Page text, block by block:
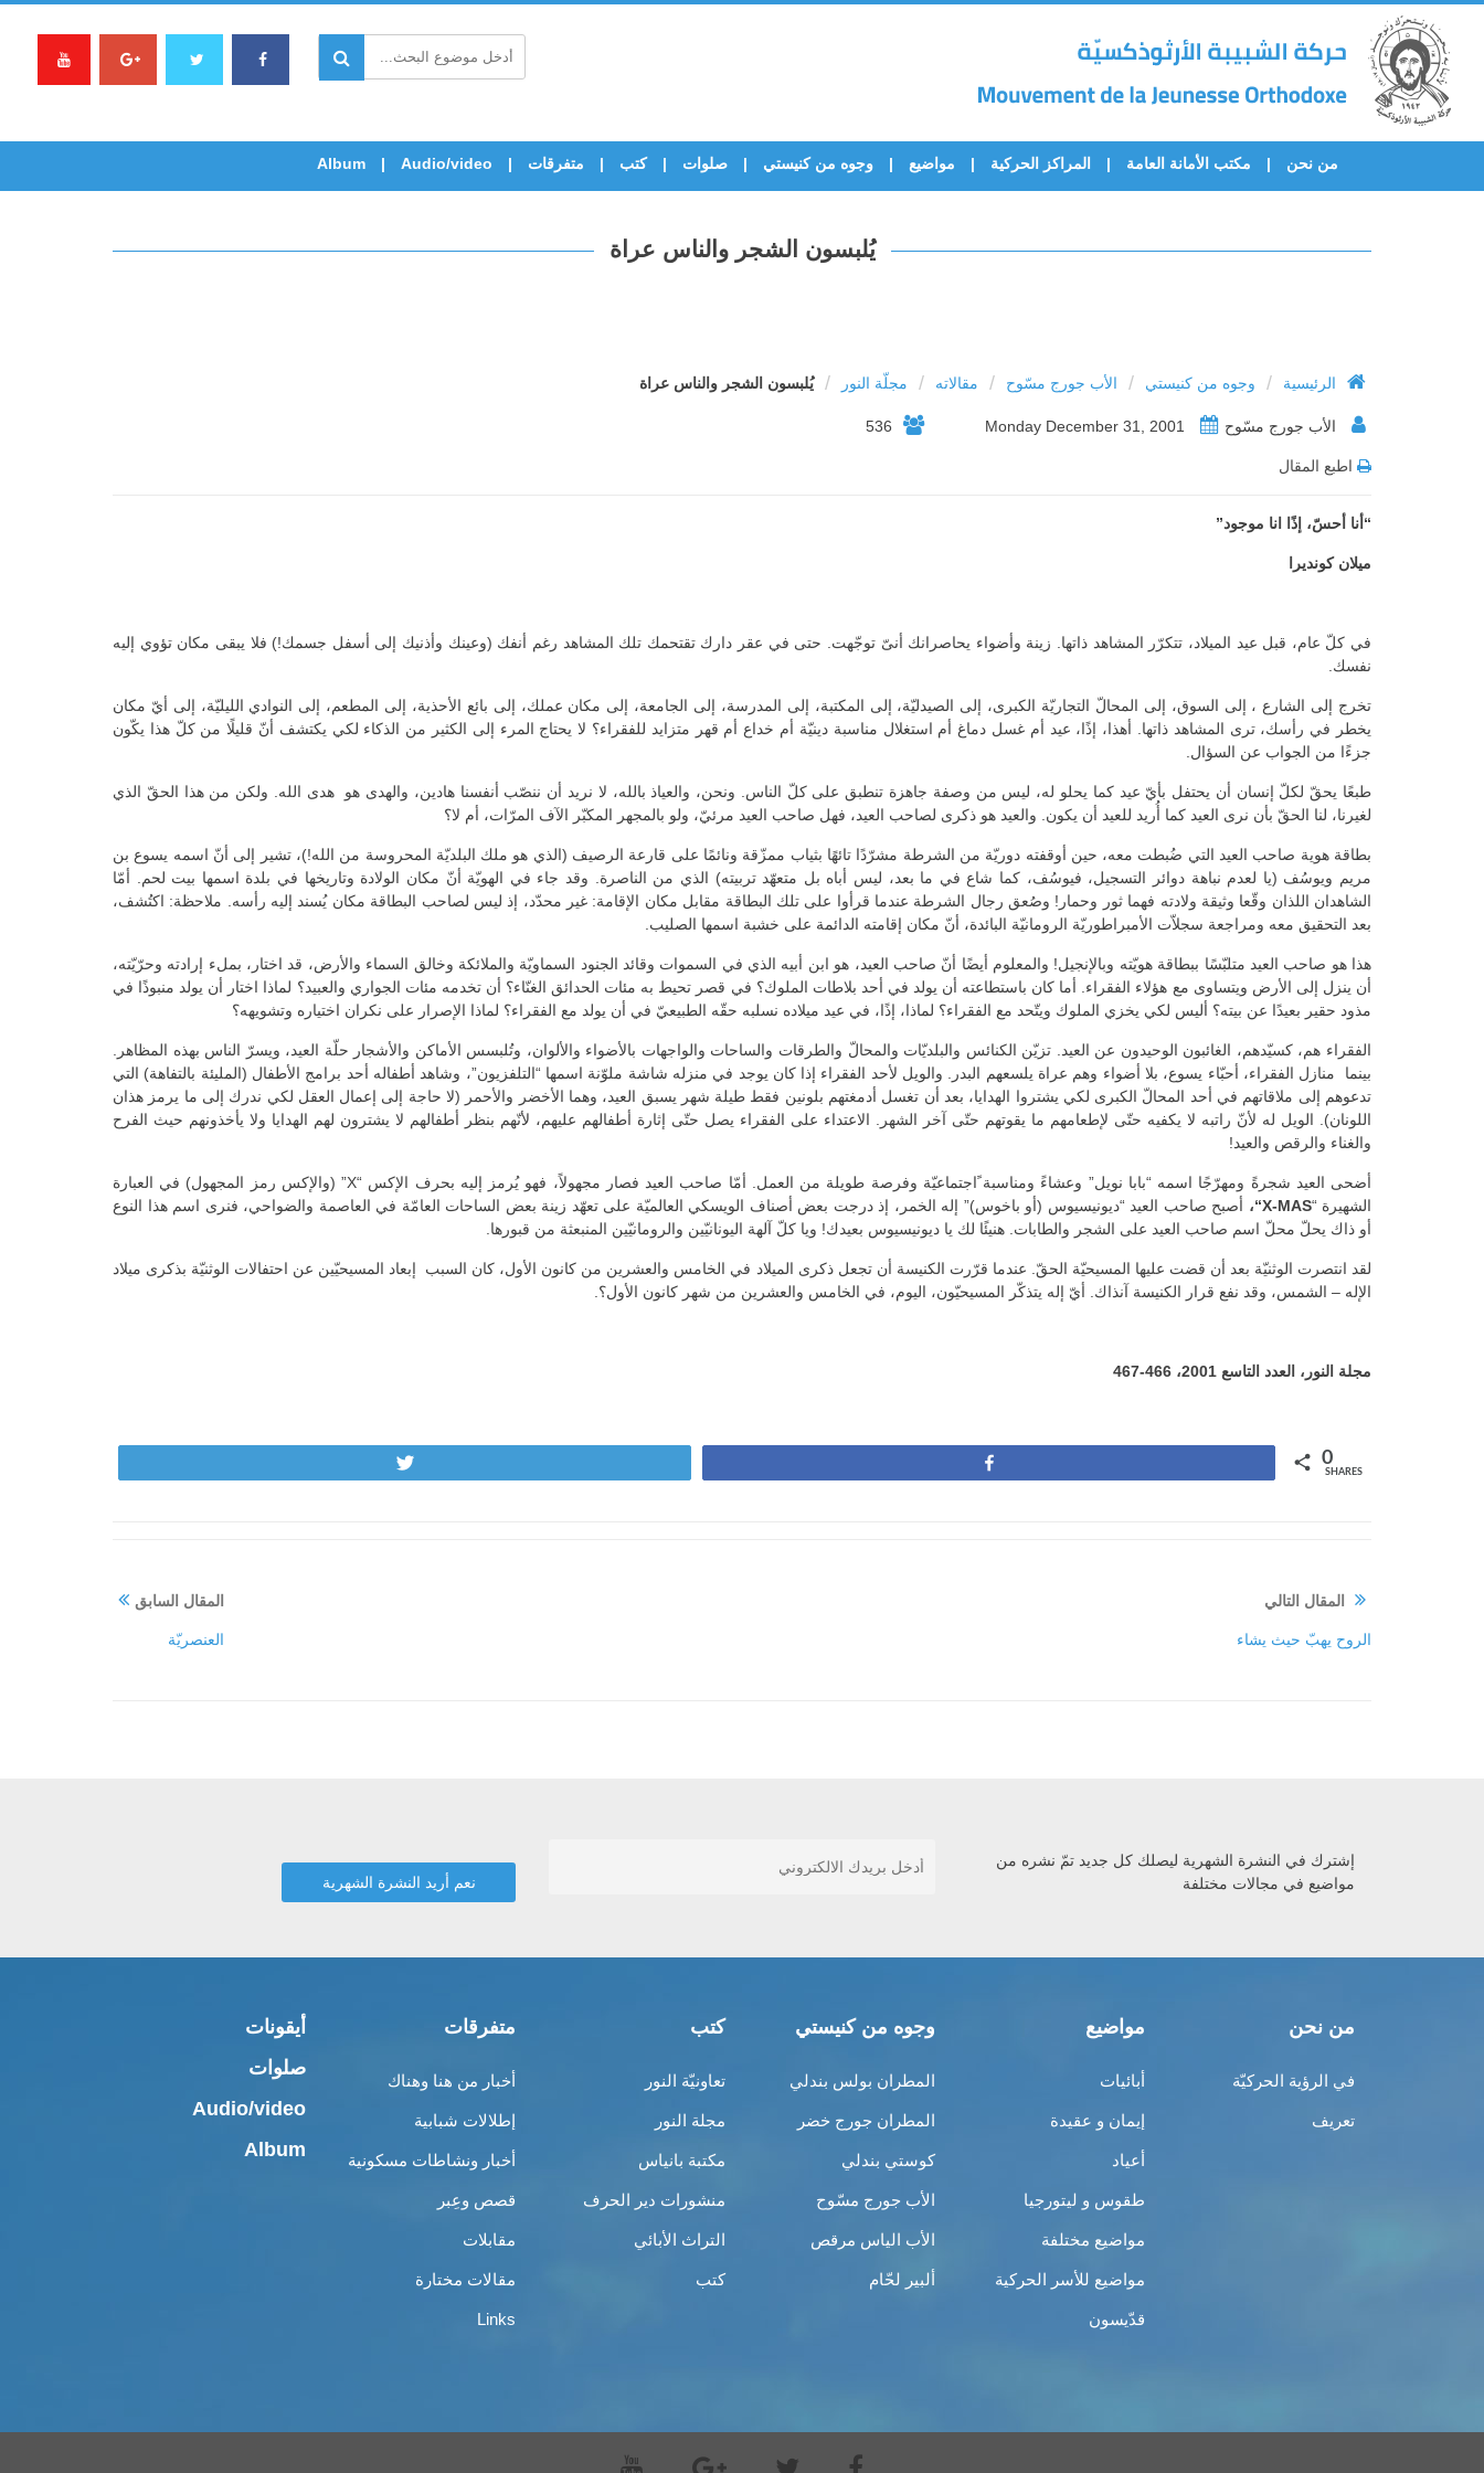
من نحن مكتب الأمانة العامة المراكز الحركية مواضيع وجوه من كنيستي صلوات كتب متفرقات Audio/video
Album
يُلبسون الشجر والناس عراة
الرئيسية / وجوه من كنيستي / الأب جورج مسّوح / مقالاته / مجلّة النور / يُلبسون الشجر والناس عراة
الأب جورج مسّوح 536
اطبع المقال
“أنا أحسّ، إذًا انا موجود”
ميلان كونديرا
في كلّ عام، قبل عيد الميلاد، تتكرّر المشاهد ذاتها. زينة وأضواء يحاصرانك أنىّ توجّهت. حتى في عقر دارك تقتحمك تلك المشاهد رغم أنفك (وعينك وأذنيك إلى أسفل جسمك!) فلا يبقى مكان تؤوي إليه
نفسك.
تخرج إلى الشارع ، إلى السوق، إلى المحالّ التجاريّة الكبرى، إلى الصيدليّة، إلى المكتبة، إلى المدرسة، إلى الجامعة، إلى مكان عملك، إلى بائع الأحذية، إلى المطعم، إلى النوادي الليليّة، إلى أيّ مكان
يخطر في رأسك، ترى المشاهد ذاتها. أهذا، إذًا، عيد أم غسل دماغ أم استغلال مناسبة دينيّة أم خداع أم قهر متزايد للفقراء؟ لا يحتاج المرء إلى الكثير من الذكاء لكي يكتشف أنّ قليلًا من كلّ هذا يكّون
جزءًا من الجواب عن السؤال.
طبعًا يحقّ لكلّ إنسان أن يحتفل بأيّ عيد كما يحلو له، ليس من وصفة جاهزة تنطبق على كلّ الناس. ونحن، والعياذ بالله، لا نريد أن ننصّب أنفسنا هادين، والهدى هو هدى الله. ولكن من هذا الحقّ الذي
لغيرنا، لنا الحقّ بأن نرى العيد كما أُريد للعيد أن يكون. والعيد هو ذكرى لصاحب العيد، فهل صاحب العيد مرئيّ، ولو بالمجهر المكبّر الآف المرّات، أم لا؟
بطاقة هوية صاحب العيد التي ضُبطت معه، حين أوقفته دوريّة من الشرطة مشرّدًا تائهًا بثياب ممزّقة ونائمًا على قارعة الرصيف (الذي هو ملك البلديّة المحروسة من الله!)، تشير إلى أنّ اسمه يسوع بن
مريم ويوسُف (يا لعدم نباهة دوائر التسجيل، فيوسُف، كما شاع في ما بعد، ليس أباه بل متعهّد تربيته) الذي من الناصرة. وقد جاء في الهويّة أنّ مكان الولادة وتاريخها في بلدة اسمها بيت لحم. أمّا
الشاهدان اللذان وقّعا وثيقة ولادته فهما ثور وحمار! وصُعق رجال الشرطة عندما قرأوا على تلك البطاقة مقابل مكان الإقامة: غير محدّد، إذ ليس لصاحب البطاقة مكان يُسند إليه رأسه. ملاحظة: اكتُشف،
بعد التحقيق معه ومراجعة سجلاّت الأمبراطوريّة الرومانيّة البائدة، أنّ مكان إقامته الدائمة على خشبة اسمها الصليب.
هذا هو صاحب العيد متلبّسًا ببطاقة هويّته وبالإنجيل! والمعلوم أيضًا أنّ صاحب العيد، هو ابن أبيه الذي في السموات وقائد الجنود السماويّة والملائكة وخالق السماء والأرض، قد اختار، بملء إرادته وحرّيّته،
أن ينزل إلى الأرض ويتساوى مع هؤلاء الفقراء. أما كان باستطاعته أن يولد في أحد بلاطات الملوك؟ في قصر تحيط به مئات الحدائق الغنّاء؟ أن تخدمه مئات الجواري والعبيد؟ لماذا اختار أن يولد منبوذًا في
مذود حقير بعيدًا عن بيته؟ أليس لكي يخزي الملوك ويتّحد مع الفقراء؟ لماذا، إذًا، في عيد ميلاده نسلبه حقّه الطبيعيّ في أن يولد مع الفقراء؟ لماذا الإصرار على نكران اختياره وتشويهه؟
الفقراء هم، كسيّدهم، الغائبون الوحيدون عن العيد. تزيّن الكنائس والبلديّات والمحالّ والطرقات والساحات والواجهات بالأضواء والألوان، وتُلبسس الأماكن والأشجار حلّة العيد، ويسرّ الناس بهذه المظاهر.
بينما منازل الفقراء، أحبّاء يسوع، بلا أضواء وهم عراة يلسعهم البدر. والويل لأحد الفقراء إذا كان يوجد في منزله شاشة ملوّنة اسمها “التلفزيون”، وشاهد أطفاله أحد برامج الأطفال (المليئة بالتفاهة) التي
تدعوهم إلى ملاقاتهم في أحد المحالّ الكبرى لكي يشتروا الهدايا، بعد أن تغسل أدمغتهم بلونين فقط طيلة شهر يسبق العيد، وهما الأخضر والأحمر (لا حاجة إلى إعمال العقل لكي ندرك إلى ما يرمز هذان
اللونان). الويل له لأنّ راتبه لا يكفيه حتّى لإطعامهم ما يقوتهم حتّى آخر الشهر. الاعتداء على الفقراء يصل حتّى إثارة أطفالهم عليهم، لأنّهم بنظر أطفالهم لا يشترون لهم الهدايا ولا يأخذونهم حيث الفرح
والغناء والرقص والعيد!
أضحى العيد شجرةً ومهرّجًا اسمه “بابا نويل” وعشاءً ومناسبة ًاجتماعيّة وفرصة طويلة من العمل. أمّا صاحب العيد فصار مجهولاً، فهو يُرمز إليه بحرف الإكس “X” (والإكس رمز المجهول) في العبارة
الشهيرة “X-MAS“، أصبح صاحب العيد “ديونيسيوس (أو باخوس)” إله الخمر، إذ درجت بعض أصناف الويسكي العالميّة على تعهّد زينة بعض الساحات العامّة في العاصمة والضواحي، فنرى اسم هذا النوع
أو ذاك يحلّ محلّ اسم صاحب العيد على الشجر والطابات. هنيئًا لك يا ديونيسيوس بعيدك! ويا كلّ آلهة اليونانيّين والرومانيّين المنبعثة من قبورها.
لقد انتصرت الوثنيّة بعد أن قضت عليها المسيحيّة الحقّ. عندما قرّرت الكنيسة أن تجعل ذكرى الميلاد في الخامس والعشرين من كانون الأول، كان السبب إبعاد المسيحيّين عن احتفالات الوثنيّة بذكرى ميلاد
الإله – الشمس، وقد نفع قرار الكنيسة آنذاك. أيّ إله يتذكّر المسيحيّون، اليوم، في الخامس والعشرين من شهر كانون الأول؟.
مجلة النور، العدد التاسع 2001، 466-467
0
SHARES
المقال السابق
العنصريّة
المقال التالي
الروح يهبّ حيث يشاء
إشترك في النشرة الشهرية ليصلك كل جديد تمّ نشره من
مواضيع في مجالات مختلفة
من نحن
في الرؤية الحركيّة
تعريف
مواضيع
أبائيات
إيمان و عقيدة
أعياد
طقوس و ليتورجيا
مواضيع مختلفة
مواضيع للأسر الحركية
قدّيسون
وجوه من كنيستي
المطران بولس بندلي
المطران جورج خضر
كوستي بندلي
الأب جورج مسّوح
الأب الياس مرقص
ألبير لحّام
كتب
تعاونيّة النور
مجلة النور
مكتبة بانياس
منشورات دير الحرف
التراث الأبائي
كتب
متفرقات
أخبار من هنا وهناك
إطلالات شبابية
أخبار ونشاطات مسكونية
قصص وعِبر
مقابلات
مقالات مختارة
Links
أيقونات
صلوات
Audio/video
Album